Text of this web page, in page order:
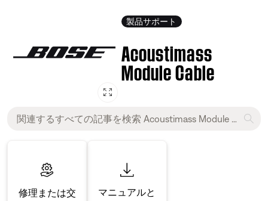
製品サポート
Acoustimass
Module Cable
修理または交
マニュアルと